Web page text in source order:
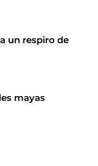
un respiro de
mayas